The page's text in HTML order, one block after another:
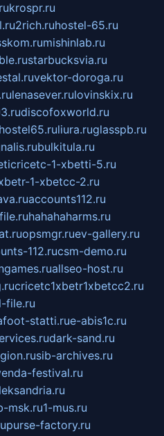
krospr.ru
2rich.ruhostel-65.ru
mishinlab.ru
starbucksvia.ru
vektor-doroga.ru
lenasever.rulovinskix.ru
discofoxworld.ru
hostel65.ruliura.ruglasspb.ru
bulkitula.ru
1-xbetti-5.ru
1-xbetcc-2.ru
accounts112.ru
hahahaharms.ru
opsmgr.ruev-gallery.ru
112.rucsm-demo.ru
allseo-host.ru
cricetc1xbetr1xbetcc2.ru
file.ru
statti.rue-abis1c.ru
dark-sand.ru
sib-archives.ru
festival.ru
msk.ru1-mus.ru
purse-factory.ru